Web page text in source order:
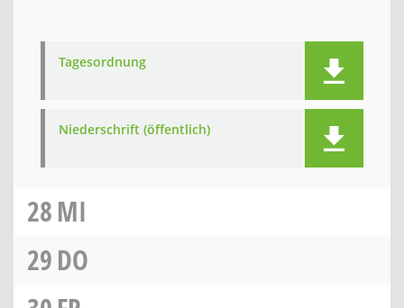
Tagesordnung
Niederschrift (öffentlich)
28MI
29DO